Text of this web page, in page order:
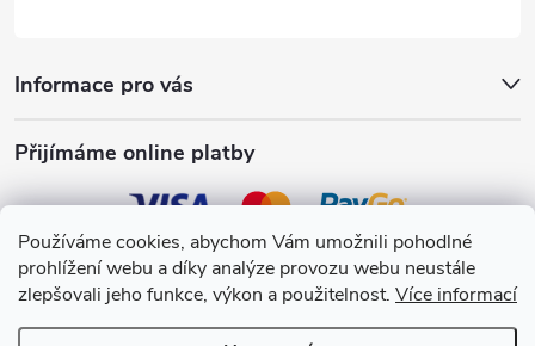
Používáme cookies, abychom Vám umožnili pohodlné
prohlížení webu a díky analýze provozu webu neustále
zlepšovali jeho funkce, výkon a použitelnost. Více informací
Informace pro vás
Přijímáme online platby
Crystalpool s.r.o.